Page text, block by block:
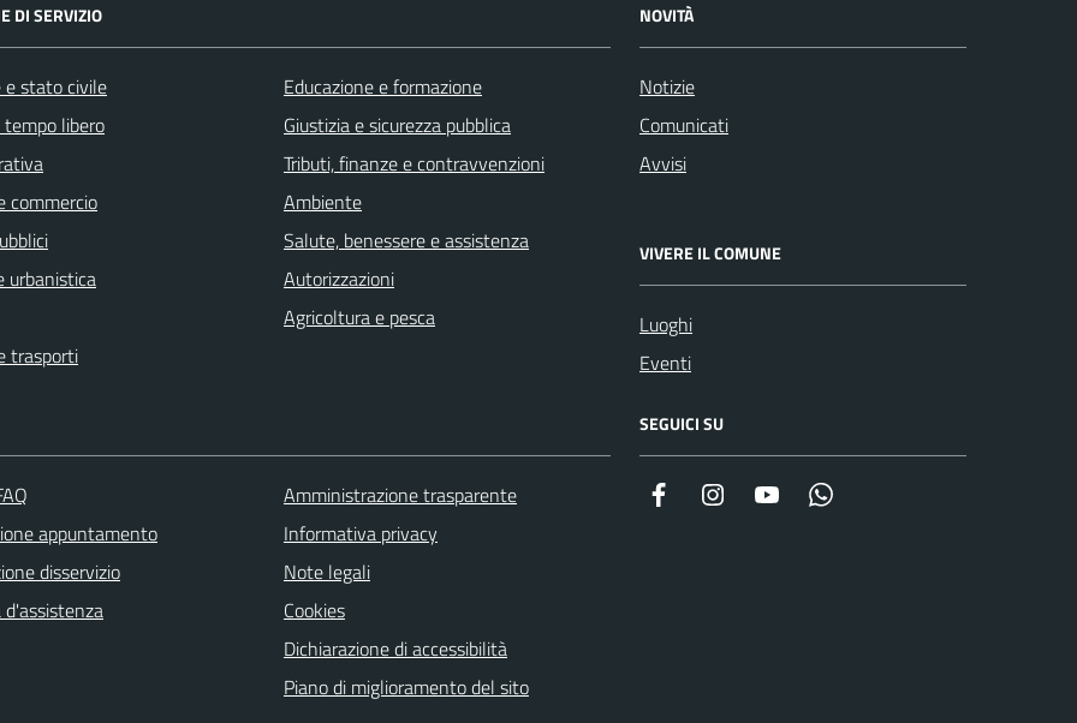
DI SERVIZIO
e stato civile
libero
commercio
urbanistica
trasporti
Educazione e formazione
Giustizia e sicurezza pubblica
Tributi, finanze e contravvenzioni
Ambiente
Salute, benessere e assistenza
Autorizzazioni
Agricoltura e pesca
NOVITÀ
Notizie
Comunicati
Avvisi
VIVERE IL COMUNE
Luoghi
Eventi
appuntamento
disservizio
d'assistenza
Amministrazione trasparente
Informativa privacy
Note legali
Cookies
Dichiarazione di accessibilità
Piano di miglioramento del sito
SEGUICI SU
Facebook InstagramYouTube